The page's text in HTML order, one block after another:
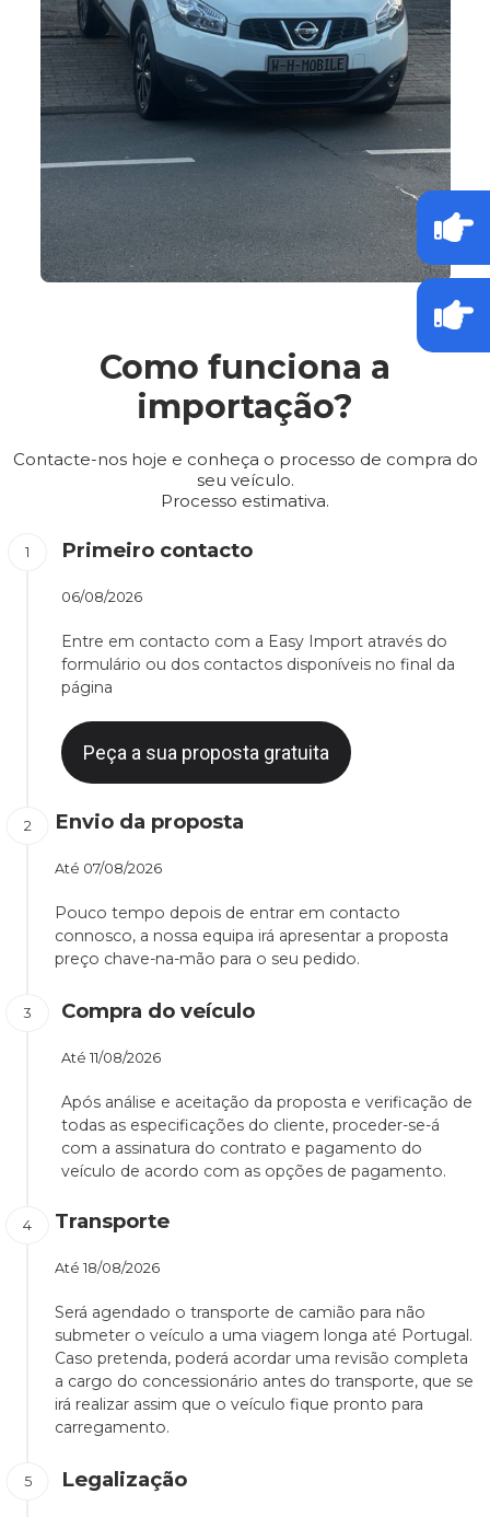
Como funciona a
importação?
Contacte-nos hoje e conheça o processo de compra do
seu veículo.
Processo estimativa.
Primeiro contacto
06/08/2026
Entre em contacto com a Easy Import através do
formulário ou dos contactos disponíveis no final da
página
Peça a sua proposta gratuita
Envio da proposta
Até 07/08/2026
Pouco tempo depois de entrar em contacto
connosco, a nossa equipa irá apresentar a proposta
preço chave-na-mão para o seu pedido.
Compra do veículo
Até 11/08/2026
Após análise e aceitação da proposta e verificação de
todas as especificações do cliente, proceder-se-á
com a assinatura do contrato e pagamento do
veículo de acordo com as opções de pagamento.
Transporte
Até 18/08/2026
Será agendado o transporte de camião para não
submeter o veículo a uma viagem longa até Portugal.
Caso pretenda, poderá acordar uma revisão completa
a cargo do concessionário antes do transporte, que se
irá realizar assim que o veículo fique pronto para
carregamento.
Legalização